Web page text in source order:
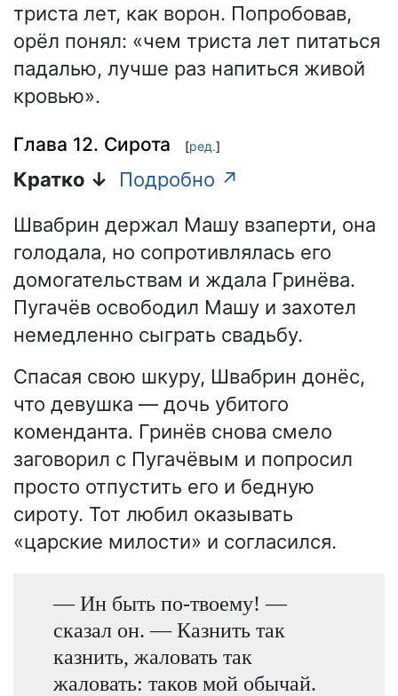
триста лет, как ворон. Попробовав,
орёл понял: «чем триста лет питаться
падалью, лучше раз напиться живой
кровью».
Глава 12. Сирота [ред.]
Кратко ↓
Подробно ↗
Швабрин держал Машу взаперти, она
голодала, но сопротивлялась его
домогательствам и ждала Гринёва.
Пугачёв освободил Машу и захотел
немедленно сыграть свадьбу.
Спасая свою шкуру, Швабрин донёс,
что девушка — дочь убитого
коменданта. Гринёв снова смело
заговорил с Пугачёвым и попросил
просто отпустить его и бедную
сироту. Тот любил оказывать
«царские милости» и согласился.
— Ин быть по-твоему! —
сказал он. — Казнить так
казнить, жаловать так
жаловать: таков мой обычай.